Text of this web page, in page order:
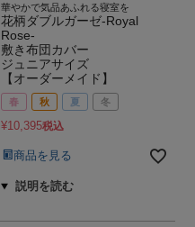
華やかで気品あふれる寝室を
花柄ダブルガーゼ-Royal
Rose-
敷き布団カバー
ジュニアサイズ
【オーダーメイド】
春 秋 夏 冬
¥10,395税込
商品を見る